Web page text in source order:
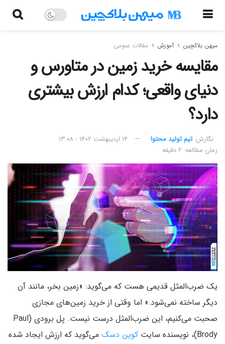
میهن بلاکچین آموزش مقالات عمومی
مقایسه خرید زمین در متاورس و
دنیای واقعی؛ کدام‌ ارزش بیشتری
دارد؟
نگارش:‌ تیم تولید محتوا
۱۴ اردیبهشت ۱۴۰۲ - ۱۳:۰۸
زمان مطالعه: ۲ دقیقه
یک ضرب‌المثل قدیمی هست که می‌گوید: «زمین بخر، مانند آن
دیگر ساخته نمی‌شود.» اما وقتی از خرید زمین‌های مجازی
صحبت می‌کنیم، این ضرب‌المثل درست نیست. پل برودی (Paul
Brody)، نویسنده سایت
کوین دسک می‌گوید که ارزش ایجاد شده